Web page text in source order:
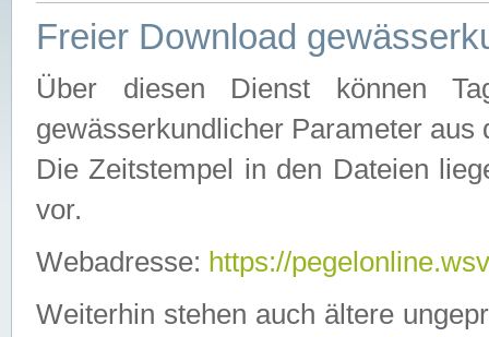
Freier Download
Über diesen Dienst können
gewässerkundlicher Parameter aus
Die Zeitstempel in den Dateien
vor.
Webadresse: https://
Weiterhin stehen auch ältere